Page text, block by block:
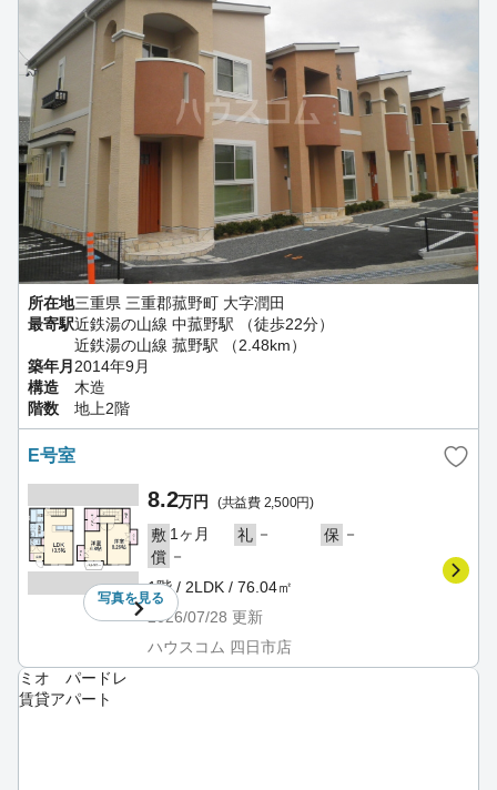
所在地三重県 三重郡菰野町 大字潤田
最寄駅近鉄湯の山線 中菰野駅 （徒歩22分）
近鉄湯の山線 菰野駅 （2.48km）
築年月2014年9月
構造
木造
階数
地上2階
E号室
写真を見る
8.2万円 (共益費 2,500円)
敷 1ヶ月 礼 － 保 －
償 －
1階 / 2LDK / 76.04㎡
2026/07/28 更新
ハウスコム 四日市店
ミオ パードレ
賃貸アパート